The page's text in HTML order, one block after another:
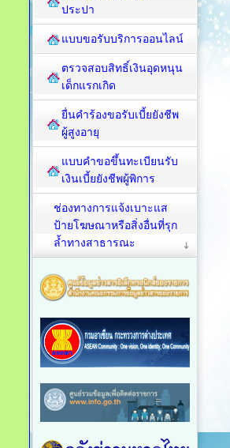
ประปา
แบบขอรับบริการออนไลน์
ตรวจสอบสิทธิ์เงินอุดหนุน
เด็กแรกเกิด
ยื่นคำร้องขอรับเบี้ยยังชีพ
ผู้สูงอายุ
แบบคำขอขึ้นทะเบียนรับ
เงินเบี้ยยังชีพผู้พิการ
ช่องทางการแจ้งเบาะแส
ป้ายโฆษณาหรือสิ่งอื่นที่รุก
ล้ำทางสาธารณะ